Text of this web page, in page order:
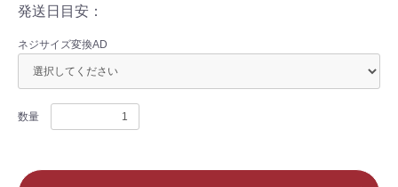
発送日目安：
ネジサイズ変換AD
数量